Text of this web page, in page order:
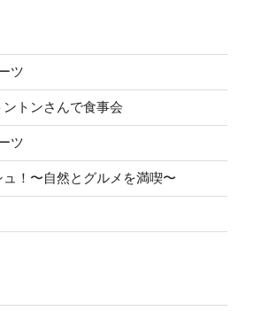
ツ
トンさんで食事会
ツ
！〜自然とグルメを満喫〜